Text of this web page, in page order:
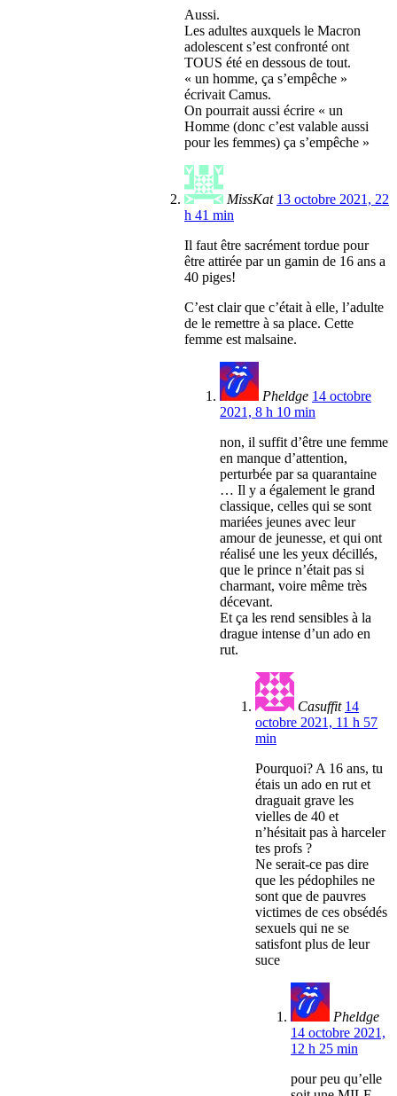
Aussi.
Les adultes auxquels le Macron
adolescent s’est confronté ont
TOUS été en dessous de tout.
« un homme, ça s’empêche »
écrivait Camus.
On pourrait aussi écrire « un
Homme (donc c’est valable aussi
pour les femmes) ça s’empêche »
MissKat 13 octobre 2021, 22
h 41 min
Il faut être sacrément tordue pour
être attirée par un gamin de 16 ans a
40 piges!
C’est clair que c’était à elle, l’adulte
de le remettre à sa place. Cette
femme est malsaine.
Pheldge 14 octobre
2021, 8 h 10 min
non, il suffit d’être une femme
en manque d’attention,
perturbée par sa quarantaine
… Il y a également le grand
classique, celles qui se sont
mariées jeunes avec leur
amour de jeunesse, et qui ont
réalisé une les yeux décillés,
que le prince n’était pas si
charmant, voire même très
décevant.
Et ça les rend sensibles à la
drague intense d’un ado en
rut.
Casuffit 14
octobre 2021, 11 h 57
min
Pourquoi? A 16 ans, tu
étais un ado en rut et
draguait grave les
vielles de 40 et
n’hésitait pas à harceler
tes profs ?
Ne serait-ce pas dire
que les pédophiles ne
sont que de pauvres
victimes de ces obsédés
sexuels qui ne se
satisfont plus de leur
suce
Pheldge
14 octobre 2021,
12 h 25 min
pour peu qu’elle